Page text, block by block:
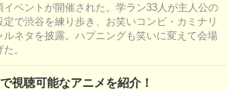
イベントが開催された。学ラン33人が主人公の
定で渋谷を練り歩き、お笑いコンビ・カミナリ
ルネタを披露。ハプニングも笑いに変えて会場
。
視聴可能なアニメを紹介！